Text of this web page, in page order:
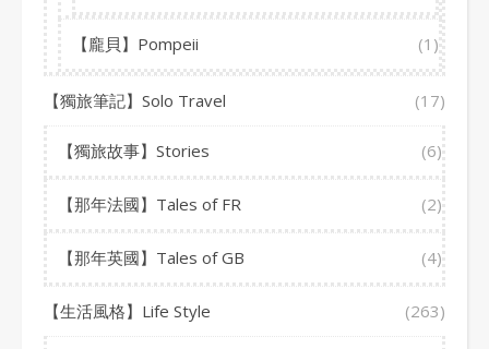
【龐貝】Pompeii (1)
【獨旅筆記】Solo Travel (17)
【獨旅故事】Stories (6)
【那年法國】Tales of FR (2)
【那年英國】Tales of GB (4)
【生活風格】Life Style (263)